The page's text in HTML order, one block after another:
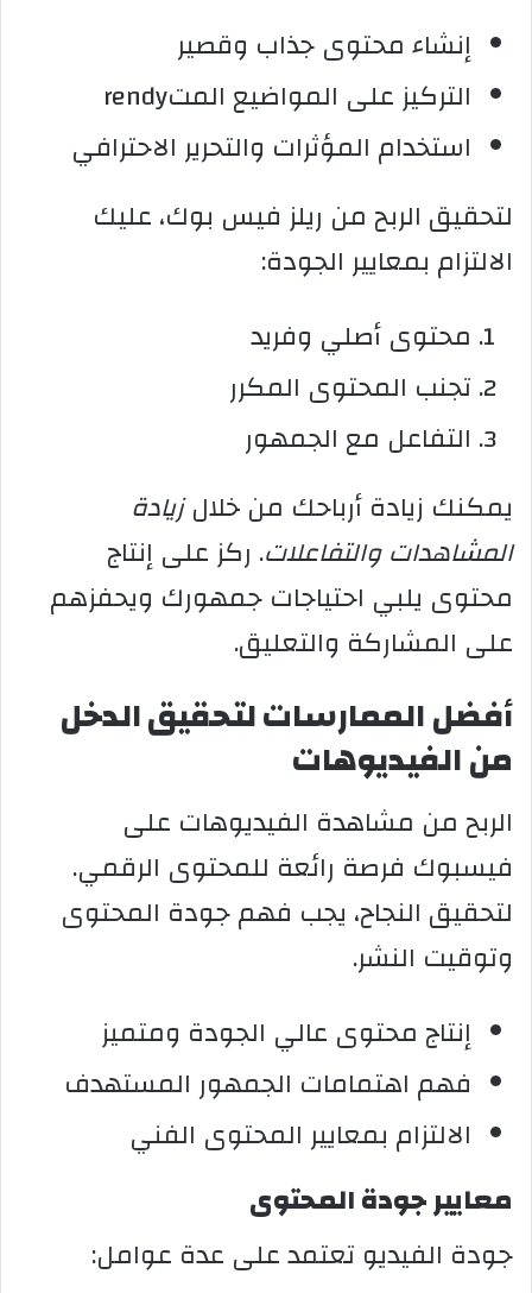
إنشاء محتوى جذاب وقصير
التركيز على المواضيع المتrendy
استخدام المؤثرات والتحرير الاحترافي
لتحقيق الربح من ريلز فيس بوك، عليك
الالتزام بمعايير الجودة:
محتوى أصلي وفريد
تجنب المحتوى المكرر
التفاعل مع الجمهور
يمكنك زيادة أرباحك من خلالزيادة
المشاهدات والتفاعلات. ركز على إنتاج
محتوى يلبي احتياجات جمهورك ويحفزهم
على المشاركة والتعليق.
أفضل الممارسات لتحقيق الدخل
من الفيديوهات
الربح من مشاهدة الفيديوهات على
فيسبوك فرصة رائعة للمحتوى الرقمي.
لتحقيق النجاح، يجب فهم جودة المحتوى
وتوقيت النشر.
إنتاج محتوى عالي الجودة ومتميز
فهم اهتمامات الجمهور المستهدف
الالتزام بمعايير المحتوى الفني
معايير جودة المحتوى
جودة الفيديو تعتمد على عدة عوامل: